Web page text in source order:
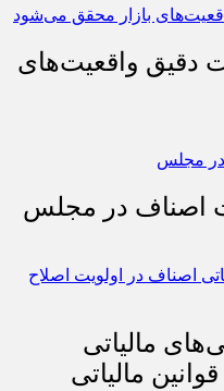
دقیق واقعیت‌های
اصناف در مجلس
مالیاتی
مالیاتی